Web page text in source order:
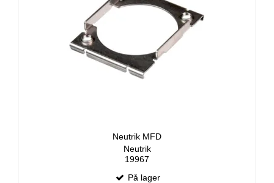
Neutrik MFD
Neutrik
19967
På lager